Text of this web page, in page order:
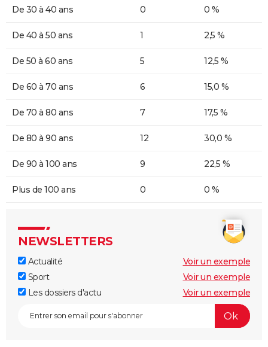
De 30 à 40 ans 0 0 %
De 40 à 50 ans 1 2,5 %
De 50 à 60 ans 5 12,5 %
De 60 à 70 ans 6 15,0 %
De 70 à 80 ans 7 17,5 %
De 80 à 90 ans 12 30,0 %
De 90 à 100 ans 9 22,5 %
Plus de 100 ans 0 0 %
NEWSLETTERS
Actualité
Voir un exemple
Sport
Voir un exemple
Les dossiers d'actu
Voir un exemple